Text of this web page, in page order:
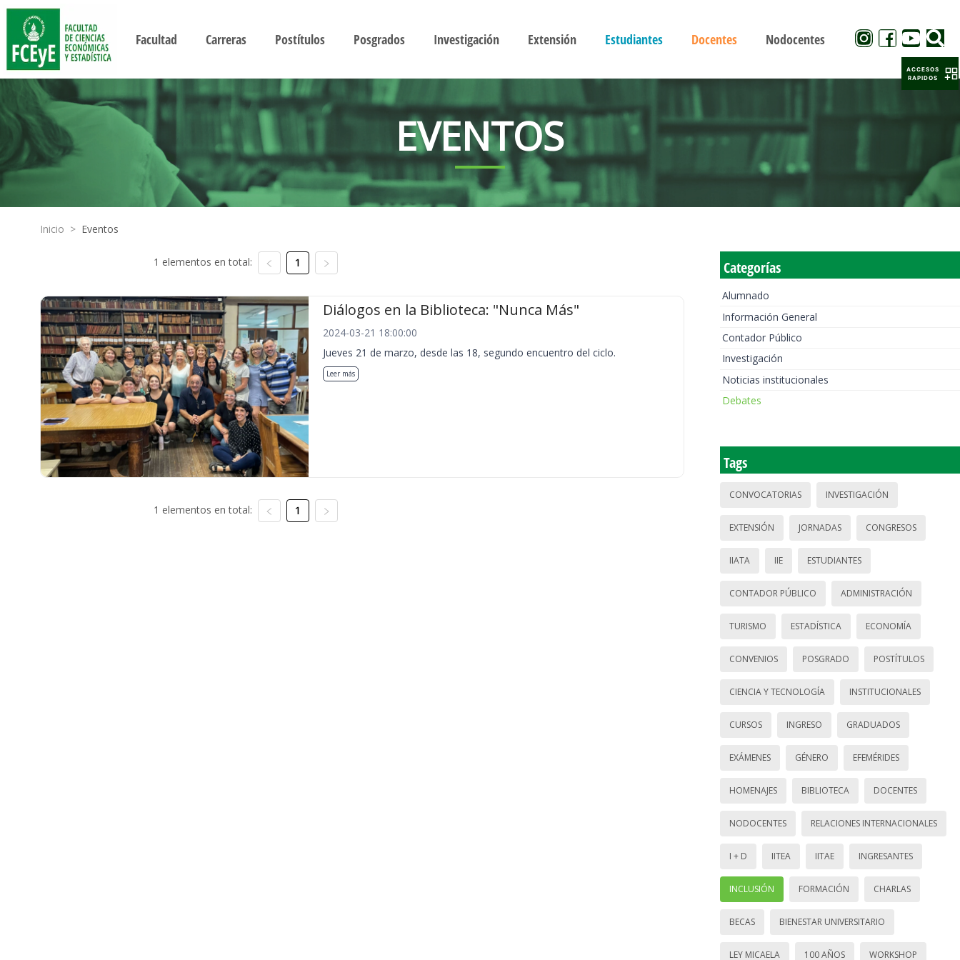
Facultad Carreras Postítulos Posgrados Investigación Extensión Estudiantes Docentes Nodocentes
EVENTOS
Inicio > Eventos
1 elementos en total: 1
Diálogos en la Biblioteca: "Nunca Más"
2024-03-21 18:00:00
Jueves 21 de marzo, desde las 18, segundo encuentro del ciclo.
Leer más
1 elementos en total: 1
Categorías
Alumnado
Información General
Contador Público
Investigación
Noticias institucionales
Debates
Tags
CONVOCATORIAS INVESTIGACIÓN
EXTENSIÓN JORNADAS CONGRESOS
IIATA IIE ESTUDIANTES
CONTADOR PÚBLICO ADMINISTRACIÓN
TURISMO ESTADÍSTICA ECONOMÍA
CONVENIOS POSGRADO POSTÍTULOS
CIENCIA Y TECNOLOGÍA INSTITUCIONALES
CURSOS INGRESO GRADUADOS
EXÁMENES GÉNERO EFEMÉRIDES
HOMENAJES BIBLIOTECA DOCENTES
NODOCENTES RELACIONES INTERNACIONALES
I + D IITEA IITAE INGRESANTES
INCLUSIÓN FORMACIÓN CHARLAS
BECAS BIENESTAR UNIVERSITARIO
LEY MICAELA 100 AÑOS WORKSHOP
ACCESOS
RAPIDOS